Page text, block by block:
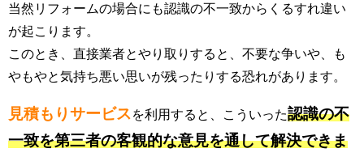
当然リフォームの場合にも認識の不一致からくるすれ違い
が起こります。
このとき、直接業者とやり取りすると、不要な争いや、も
やもやと気持ち悪い思いが残ったりする恐れがあります。
見積もりサービス を利用すると、こういった認識の不
一致を第三者の客観的な意見を通して解決できま